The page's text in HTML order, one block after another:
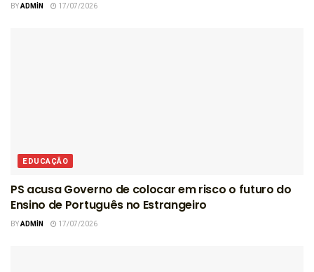
BYADMIN 17/07/2026
EDUCAÇÃO
PS acusa Governo de colocar em risco o futuro do
Ensino de Português no Estrangeiro
BYADMIN 17/07/2026